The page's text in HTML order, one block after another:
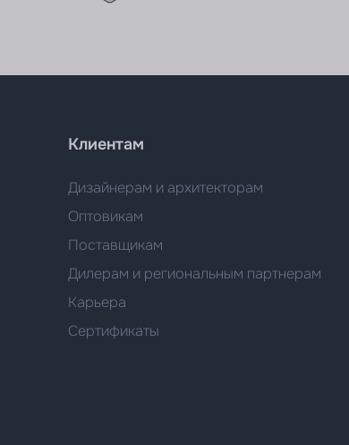
Клиентам
Дизайнерам и архитекторам
Оптовикам
Поставщикам
Дилерам и региональным партнерам
Карьера
Сертификаты